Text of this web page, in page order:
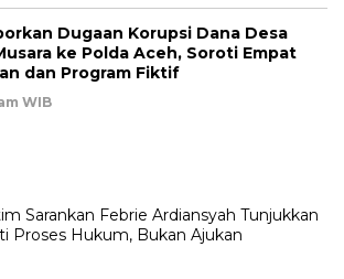
Dugaan Korupsi Dana Desa
ke Polda Aceh, Soroti Empat
dan Program Fiktif
WIB